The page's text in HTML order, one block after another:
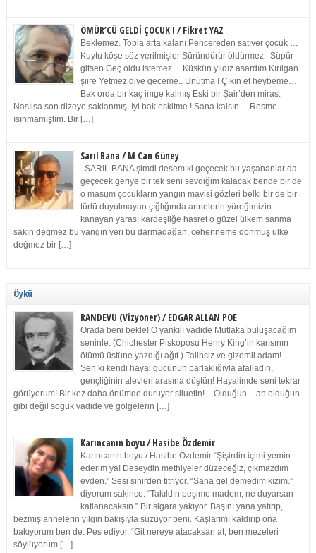
ÖMÜR’CÜ GELDİ ÇOCUK ! / Fikret YAZ
Beklemez. Topla arta kalanı Pencereden satıver çocuk …
Kuytu köşe söz verilmişler Süründürür öldürmez. Süpür
gitsen Geç oldu istemez… Küskün yıldız asardım Kırılgan
şiire Yetmez diye geceme.. Unutma ! Çıkın et heybeme…
Bak orda bir kaç imge kalmış Eski bir Şair’den miras.
Nasılsa son dizeye saklanmış. İyi bak eskitme ! Sana kalsın… Resme
ısınmamıştım. Bir […]
Sarıl Bana / M Can Güney
SARIL BANA şimdi desem ki geçecek bu yaşananlar da
geçecek geriye bir tek seni sevdiğim kalacak bende bir de
o masum çocukların yangın mavisi gözleri belki bir de bir
türlü duyulmayan çığlığında annelerin yüreğimizin
kanayan yarası kardeşliğe hasret o güzel ülkem sanma
sakın değmez bu yangın yeri bu darmadağan, cehenneme dönmüş ülke
değmez bir […]
Öykü
RANDEVU (Vizyoner) / EDGAR ALLAN POE
Orada beni bekle! O yankılı vadide Mutlaka buluşacağım
seninle. (Chichester Piskoposu Henry King’in karısının
ölümü üstüne yazdığı ağıt.) Talihsiz ve gizemli adam! –
Sen ki kendi hayal gücünün parlaklığıyla afalladın,
gençliğinin alevleri arasına düştün! Hayalimde seni tekrar
görüyorum! Bir kez daha önümde duruyor siluetin! – Olduğun – ah olduğun
gibi değil soğuk vadide ve gölgelerin […]
Karıncanın boyu / Hasibe Özdemir
Karıncanın boyu / Hasibe Özdemir “Şişirdin içimi yemin
ederim ya! Deseydin methiyeler düzeceğiz, çıkmazdım
evden.” Sesi sinirden titriyor. “Sana gel demedim kızım.”
diyorum sakince. “Takıldın peşime madem, ne duyarsan
katlanacaksın.” Bir sigara yakıyor. Başını yana yatırıp,
bezmiş annelerin yılgın bakışıyla süzüyor beni. Kaşlarımı kaldırıp ona
bakıyorum ben de. Pes ediyor. “Git nereye atacaksan at, ben mezeleri
söylüyorum […]